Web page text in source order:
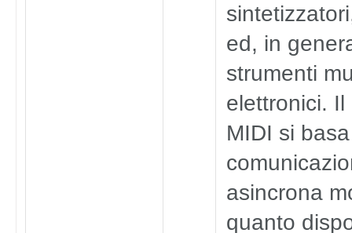
ed, in
strumenti
elettronici.
MIDI si
asincrona
quanto